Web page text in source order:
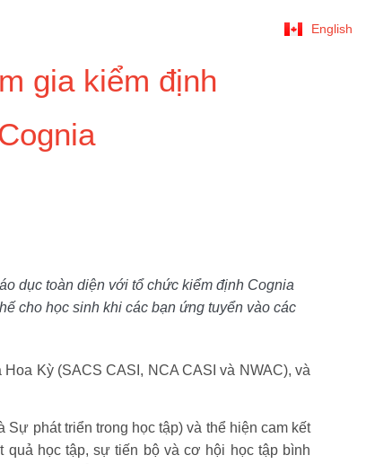
gia kiểm định
English
dục toàn diện với tổ chức kiểm định Cognia
cho học sinh khi các bạn ứng tuyển vào các
Kỳ (SACS CASI, NCA CASI và NWAC), và
phát triển trong học tập) và thể hiện cam kết
học tập, sự tiến bộ và cơ hội học tập bình